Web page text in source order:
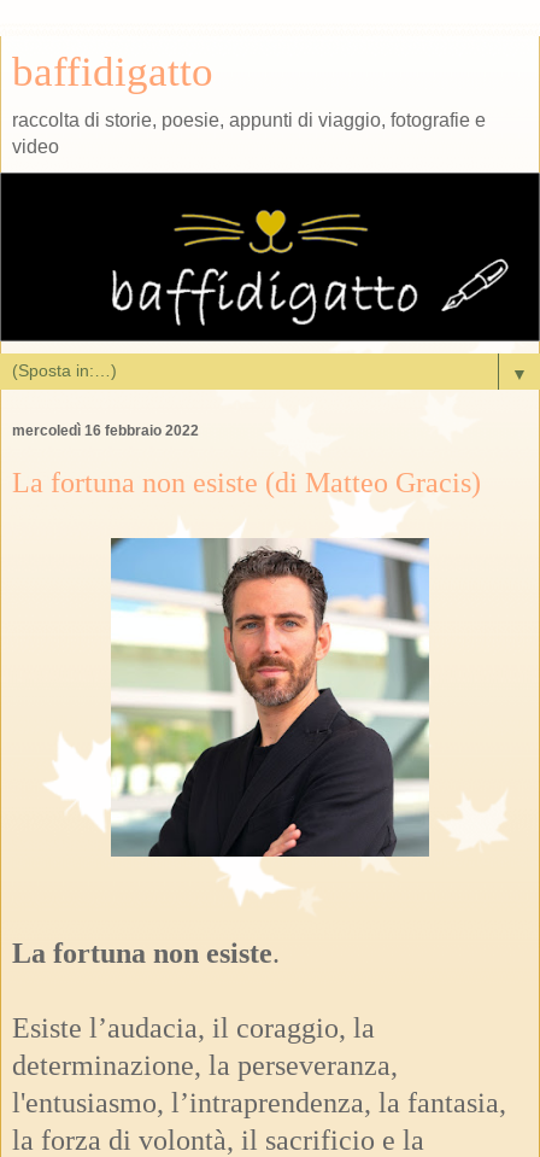
baffidigatto
raccolta di storie, poesie, appunti di viaggio, fotografie e
video
▼
mercoledì 16 febbraio 2022
La fortuna non esiste (di Matteo Gracis)
La fortuna non esiste.
Esiste l’audacia, il coraggio, la
determinazione, la perseveranza,
l'entusiasmo, l’intraprendenza, la fantasia,
la forza di volontà, il sacrificio e la